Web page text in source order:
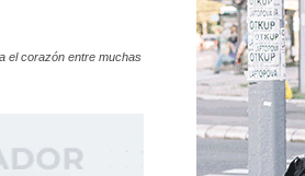
el corazón entre muchas